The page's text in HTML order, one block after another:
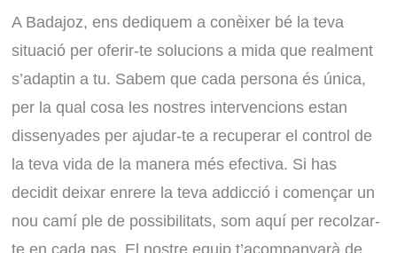
A Badajoz, ens dediquem a conèixer bé la teva
situació per oferir-te solucions a mida que realment
s’adaptin a tu. Sabem que cada persona és única,
per la qual cosa les nostres intervencions estan
dissenyades per ajudar-te a recuperar el control de
la teva vida de la manera més efectiva. Si has
decidit deixar enrere la teva addicció i començar un
nou camí ple de possibilitats, som aquí per recolzar-
te en cada pas. El nostre equip t’acompanyarà de